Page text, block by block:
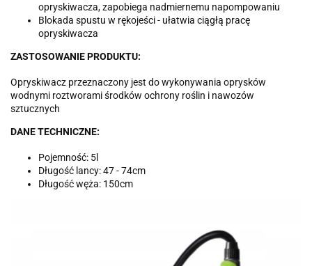
opryskiwacza, zapobiega nadmiernemu napompowaniu
Blokada spustu w rękojeści - ułatwia ciągłą pracę
opryskiwacza
ZASTOSOWANIE PRODUKTU:
Opryskiwacz przeznaczony jest do wykonywania oprysków
wodnymi roztworami środków ochrony roślin i nawozów
sztucznych
DANE TECHNICZNE:
Pojemność: 5l
Długość lancy: 47 - 74cm
Długość węża: 150cm